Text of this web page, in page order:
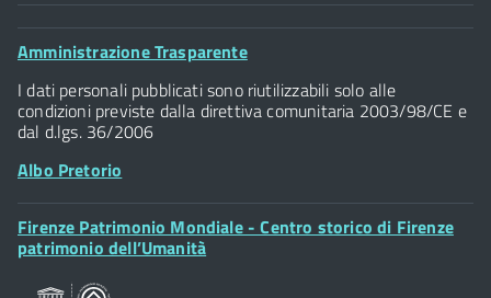
Comune di Firenze
Palazzo Vecchio
Piazza della Signoria - 50122, Firenze
P.IVA 01307110484
Posta Elettronica Certificata
Footer
Amministrazione Trasparente
I dati personali pubblicati sono riutilizzabili solo alle
condizioni previste dalla direttiva comunitaria 2003/98/CE e
dal d.lgs. 36/2006
Albo Pretorio
Footer
Widget
Firenze Patrimonio Mondiale - Centro storico di Firenze
patrimonio dell’Umanità